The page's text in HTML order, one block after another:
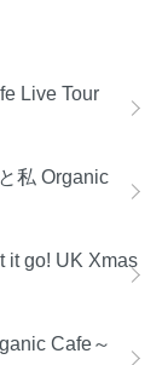
Live Tour
私 Organic
it go! UK Xmas
Cafe～